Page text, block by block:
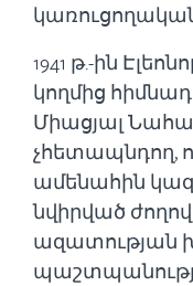
1941 թ.-ին
կողմից
Միացյալ
չհետապնդող,
ամենահին
նվիրված
ազատության